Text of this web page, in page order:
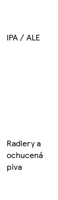
IPA / ALE
Radlery a
ochucená
piva